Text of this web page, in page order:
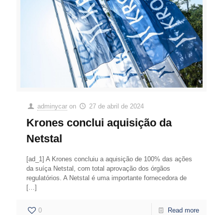
adminycar on 27 de abril de 2024
Krones conclui aquisição da
Netstal
[ad_1] A Krones concluiu a aquisição de 100% das ações
da suíça Netstal, com total aprovação dos órgãos
regulatórios. A Netstal é uma importante fornecedora de
[…]
0 Read more